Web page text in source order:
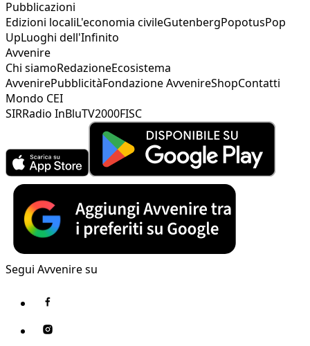
Pubblicazioni
Edizioni localiL'economia civileGutenbergPopotusPop
UpLuoghi dell'Infinito
Avvenire
Chi siamoRedazioneEcosistema
AvvenirePubblicitàFondazione AvvenireShopContatti
Mondo CEI
SIRRadio InBluTV2000FISC
Segui Avvenire su